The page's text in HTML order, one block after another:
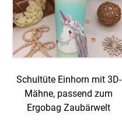
Schultüte Einhorn mit 3D-
Mähne, passend zum
Ergobag Zaubärwelt